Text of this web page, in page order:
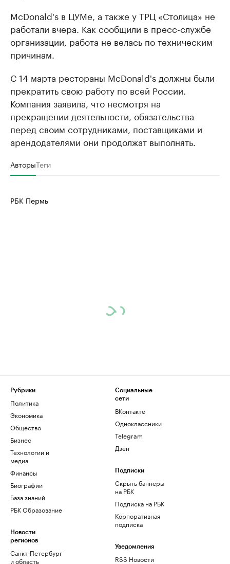
McDonald's в ЦУМе, а также у ТРЦ «Столица» не
работали вчера. Как сообщили в пресс-службе
организации, работа не велась по техническим
причинам.
С 14 марта рестораны McDonald's должны были
прекратить свою работу по всей России.
Компания заявила, что несмотря на
прекращении деятельности, обязательства
перед своим сотрудниками, поставщиками и
арендодателями они продолжат выполнять.
АвторыТеги
РБК Пермь
Рубрики
Политика
Экономика
Общество
Бизнес
Технологии и
медиа
Финансы
Биографии
База знаний
РБК Образование
Новости
регионов
Санкт-Петербург
и область
Социальные
сети
ВКонтакте
Одноклассники
Telegram
Дзен
Подписки
Скрыть баннеры
на РБК
Подписка на РБК
Корпоративная
подписка
Уведомления
RSS Новости